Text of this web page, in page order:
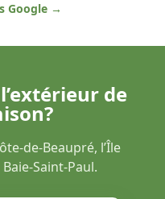
Google →
de
de-Beaupré, l’Île
Saint-Paul.